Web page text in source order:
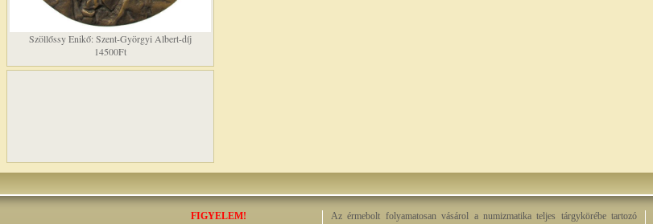
Szöllőssy Enikő: Szent-Györgyi Albert-díj
14500Ft
FIGYELEM!
Az érmebolt folyamatosan vásárol a numizmatika teljes tárgykörébe tartozó